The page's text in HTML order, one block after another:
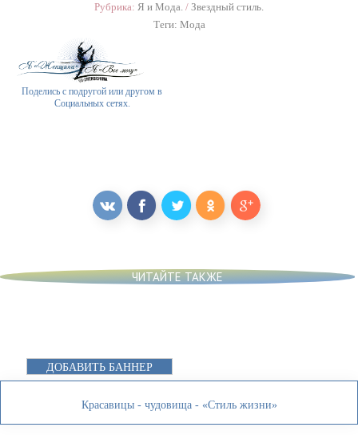
Рубрика: Я и Мода. / Звездный стиль.
Теги: Мода
Поделись с подругой или другом в
Социальных сетях.
ЧИТАЙТЕ ТАКЖЕ
ДОБАВИТЬ БАННЕР
Красавицы - чудовища - «Стиль жизни»